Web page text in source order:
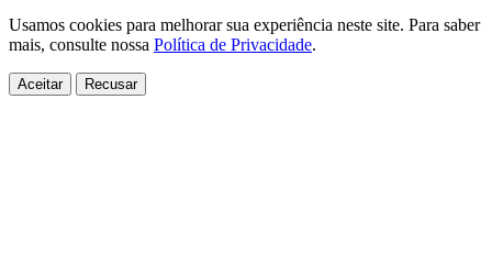
Usamos cookies para melhorar sua experiência neste site. Para saber
mais, consulte nossa Política de Privacidade.
Aceitar Recusar